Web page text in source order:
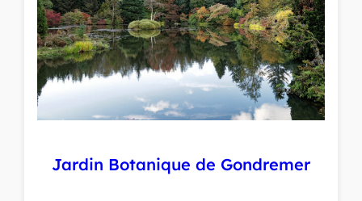
Jardin Botanique de Gondremer